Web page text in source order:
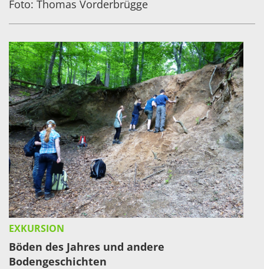
Foto: Thomas Vorderbrügge
EXKURSION
Böden des Jahres und andere
Bodengeschichten